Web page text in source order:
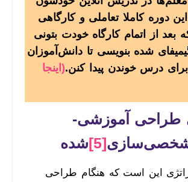
دوره کاملا تعاملی و کارگاهی
بعد از اتمام کارگاه خودت بتونی
شده بنویسی تا دانش‌آموزان
برای درس خوندن پیدا کنن.(اینجا
طراحی آموزشی-
شخصی‌سازی[5] ‌شده
این است که هنگام طراحی